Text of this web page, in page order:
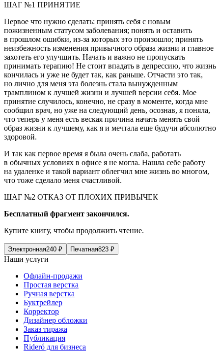
ШАГ №1 ПРИНЯТИЕ
Первое что нужно сделать: принять себя с новым
пожизненным статусом заболевания; понять и оставить
в прошлом ошибки, из-за которых это произошло; принять
неизбежность изменения привычного образа жизни и главное
захотеть его улучшить. Начать и важно не пропускать
принимать терапию! Не стоит впадать в депрессию, что жизнь
кончилась и уже не будет так, как раньше. Отчасти это так,
но лично для меня эта болезнь стала вынужденным
трамплином к лучшей жизни и лучшей версии себя. Мое
принятие случилось, конечно, не сразу в моменте, когда мне
сообщил врач, но уже на следующий день, осознав, я поняла,
что теперь у меня есть веская причина начать менять свой
образ жизни к лучшему, как я и мечтала еще будучи абсолютно
здоровой.
И так как первое время я была очень слаба, работать
в обычных условиях в офисе я не могла. Нашла себе работу
на удаленке и такой вариант облегчил мне жизнь во многом,
что тоже сделало меня счастливой.
ШАГ №2 ОТКАЗ ОТ ПЛОХИХ ПРИВЫЧЕК
Бесплатный фрагмент закончился.
Купите книгу, чтобы продолжить чтение.
Электронная240 ₽ Печатная823 ₽
Наши услуги
Офлайн-продажи
Простая верстка
Ручная верстка
Буктрейлер
Корректор
Дизайнер обложки
Заказ тиража
Публикация
Rideró для бизнеса